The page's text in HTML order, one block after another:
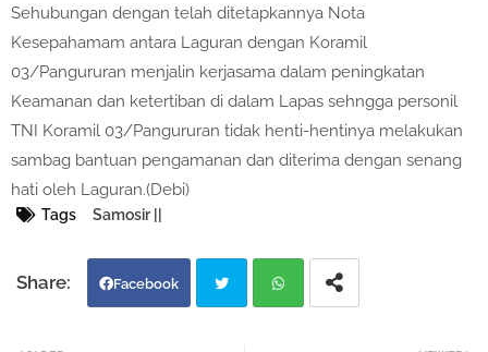
Sehubungan dengan telah ditetapkannya Nota
Kesepahamam antara Laguran dengan Koramil
03/Pangururan menjalin kerjasama dalam peningkatan
Keamanan dan ketertiban di dalam Lapas sehngga personil
TNI Koramil 03/Pangururan tidak henti-hentinya melakukan
sambag bantuan pengamanan dan diterima dengan senang
hati oleh Laguran.(Debi)
Tags Samosir ||
Facebook